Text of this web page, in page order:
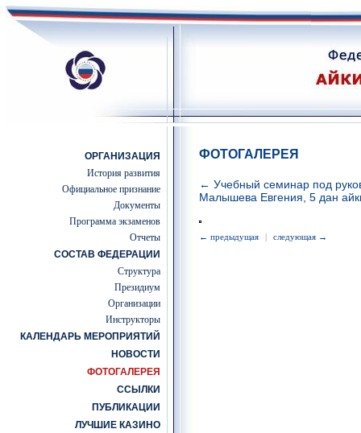
ОРГАНИЗАЦИЯ
История развития
Официальное признание
Документы
Программа экзаменов
Отчеты
СОСТАВ ФЕДЕРАЦИИ
Структура
Президиум
Организации
Инструкторы
КАЛЕНДАРЬ МЕРОПРИЯТИЙ
НОВОСТИ
ФОТОГАЛЕРЕЯ
ССЫЛКИ
ПУБЛИКАЦИИ
ЛУЧШИЕ КАЗИНО
ФОТОГАЛЕРЕЯ
← Учебный семинар под
Малышева Евгения, 5 дан
← предыдущая | следующая →